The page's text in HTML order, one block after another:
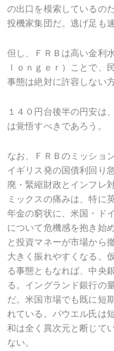
の出口を模索しているの
投機家集団だ。逃げ足も速
但し、ＦＲＢは高い金利
ｌｏｎｇｅｒ）ことで、
事態は絶対に許容しない方
１４０円台後半の円安は
は覚悟すべきであろう。
なお、ＦＲＢのミッショ
イギリス発の国債利回り
廃・緊縮財政とインフレ
ミックスの痛みは、特に
年金の窮状に、米国・ド
について危機感を抱き始
と投資マネーが市場から
大きく振れやすくなる。
る事態ともなれば、中央
る。イングランド銀行の
だ。米国市場でも既に短
れている。パウエル氏は
和は全く異次元と断じて
ない。